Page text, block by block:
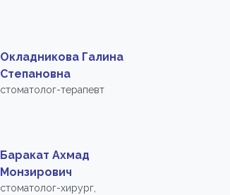
Окладникова Галина
Степановна
стоматолог-терапевт
Баракат Ахмад
Монзирович
стоматолог-хирург,